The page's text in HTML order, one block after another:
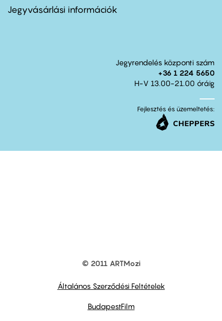
second
Jegyvásárlási információk
Jegyrendelés központi szám
+36 1 224 5650
H-V 13.00-21.00 óráig
Fejlesztés és üzemeltetés:
© 2011 ARTMozi
Általános Szerződési Feltételek
BudapestFilm